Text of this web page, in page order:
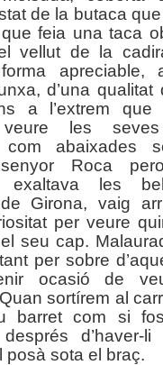
de la butaca
feia una taca
vellut de la
apreciable,
d’una qualitat
a l’extrem que
veure les
com abaixades
Roca
exaltava les
Girona, vaig
per veure
seu cap.
per sobre
ocasió de
sortírem al
barret com si
d’haver-
posà sota el braç.